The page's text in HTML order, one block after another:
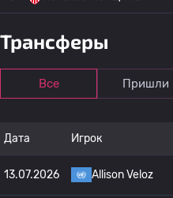
Трансферы
Все Пришли
Дата Игрок
13.07.2026 Allison Veloz